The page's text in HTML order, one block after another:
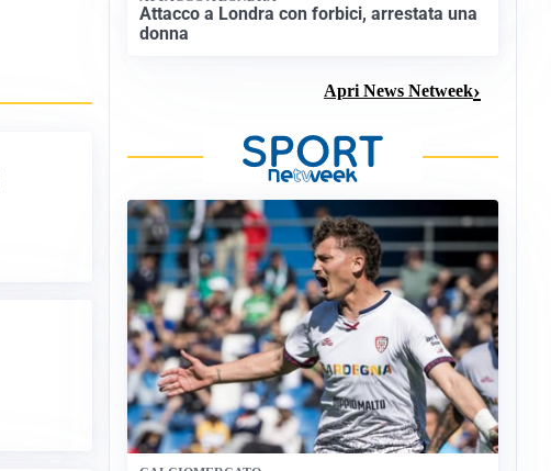
Attacco a Londra con forbici, arrestata una
donna
Apri News Netweek